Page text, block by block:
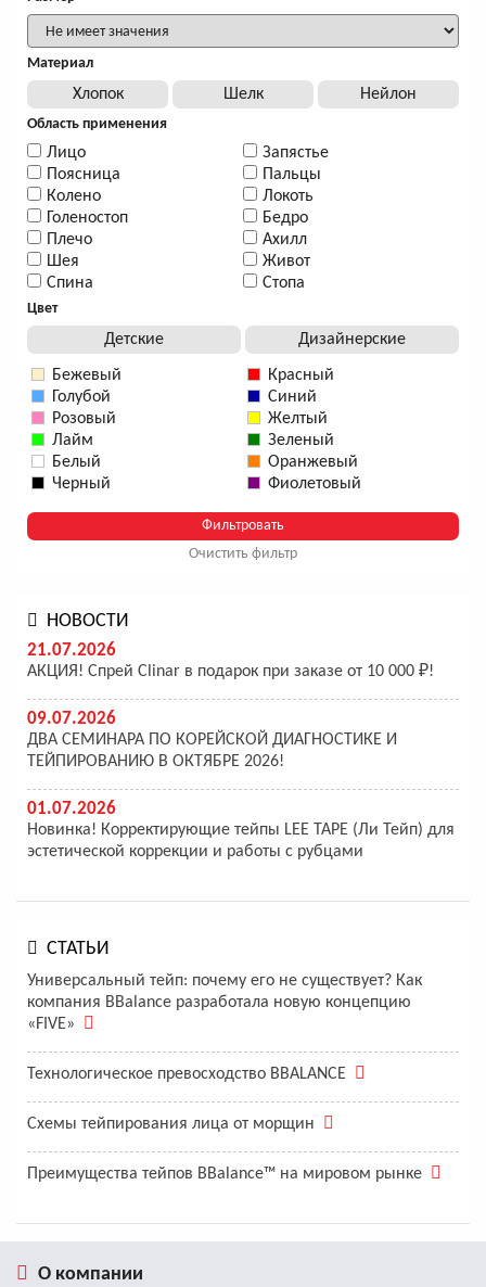
Материал
Хлопок Шелк Нейлон
Область применения
Лицо
Поясница
Колено
Голеностоп
Плечо
Шея
Спина
Запястье
Пальцы
Локоть
Бедро
Ахилл
Живот
Стопа
Цвет
Детские Дизайнерские
Бежевый
Голубой
Розовый
Лайм
Белый
Черный
Красный
Синий
Желтый
Зеленый
Оранжевый
Фиолетовый
Очистить фильтр
НОВОСТИ
21.07.2026
АКЦИЯ! Спрей Clinar в подарок при заказе от 10 000 ₽!
09.07.2026
ДВА СЕМИНАРА ПО КОРЕЙСКОЙ ДИАГНОСТИКЕ И
ТЕЙПИРОВАНИЮ В ОКТЯБРЕ 2026!
01.07.2026
Новинка! Корректирующие тейпы LEE TAPE (Ли Тейп) для
эстетической коррекции и работы с рубцами
СТАТЬИ
Универсальный тейп: почему его не существует? Как
компания BBalance разработала новую концепцию
«FIVE»
Технологическое превосходство BBALANCE
Схемы тейпирования лица от морщин
Преимущества тейпов BBalance™ на мировом рынке
О компании